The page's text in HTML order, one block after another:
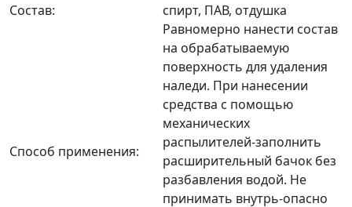
Состав:
спирт, ПАВ, отдушка
Способ применения:
Равномерно нанести состав
на обрабатываемую
поверхность для удаления
наледи. При нанесении
средства с помощью
механических
распылителей-заполнить
расширительный бачок без
разбавления водой. Не
принимать внутрь-опасно